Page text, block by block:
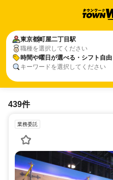
東京都町屋二丁目駅
職種を選択してください
時間や曜日が選べる・シフト自由
キーワードを選択してください
439件
業務委託